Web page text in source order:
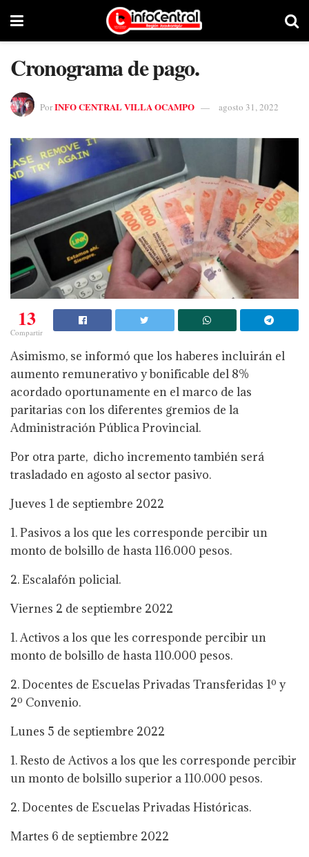
Cronograma de pago.
PorINFO CENTRAL VILLA OCAMPO agosto 31, 2022
13
Compartir
Asimismo, se informó que los haberes incluirán el
aumento remunerativo y bonificable del 8%
acordado oportunamente en el marco de las
paritarias con los diferentes gremios de la
Administración Pública Provincial.
Por otra parte, dicho incremento también será
trasladado en agosto al sector pasivo.
Jueves 1 de septiembre 2022
1. Pasivos a los que les corresponde percibir un
monto de bolsillo de hasta 116.000 pesos.
2. Escalafón policial.
Viernes 2 de septiembre 2022
1. Activos a los que les corresponde percibir un
monto de bolsillo de hasta 110.000 pesos.
2. Docentes de Escuelas Privadas Transferidas 1º y
2º Convenio.
Lunes 5 de septiembre 2022
1. Resto de Activos a los que les corresponde percibir
un monto de bolsillo superior a 110.000 pesos.
2. Docentes de Escuelas Privadas Históricas.
Martes 6 de septiembre 2022